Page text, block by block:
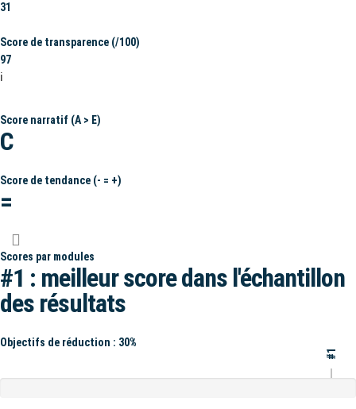
31
Score de transparence (/100)
97
ℹ️
Score narratif (A > E)
C
Score de tendance (- = +)
=
Scores par modules
#1 : meilleur score dans l'échantillon
des résultats
Objectifs de réduction : 30%
#1